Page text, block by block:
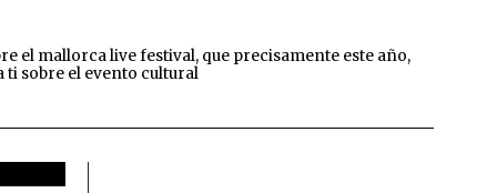
el mallorca live festival, que precisamente este año,
ti sobre el evento cultural